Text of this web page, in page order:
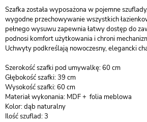
Szafka została wyposażona w pojemne
wygodne przechowywanie wszystkich
pełnego wysuwu zapewnia łatwy dostęp do
podnosi komfort użytkowania i chroni
Uchwyty podkreślają nowoczesny, elegancki
Szerokość szafki pod umywalkę: 60 cm
Głębokość szafki: 39 cm
Wysokość szafki: 60 cm
Materiał wykonania: MDF + folia meblowa
Kolor: dąb naturalny
Ilość szuflad: 3